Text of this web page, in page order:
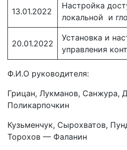
13.01.2022
Настройка
локальной и
20.01.2022
Установка и
управления
Ф.И.О руководителя:
Грицан, Лукманов, Санжура,
Поликарпочкин
Кузьменчук, Сырохватов,
Торохов — Фаланин